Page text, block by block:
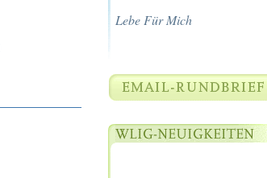
Lebe Für Mich